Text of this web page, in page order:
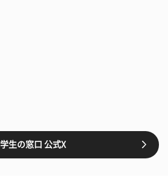
学生の窓口 公式X